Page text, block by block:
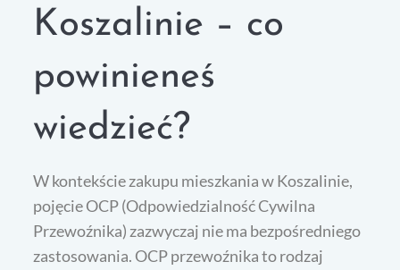
Koszalinie – co
powinieneś
wiedzieć?
W kontekście zakupu mieszkania w Koszalinie,
pojęcie OCP (Odpowiedzialność Cywilna
Przewoźnika) zazwyczaj nie ma bezpośredniego
zastosowania. OCP przewoźnika to rodzaj